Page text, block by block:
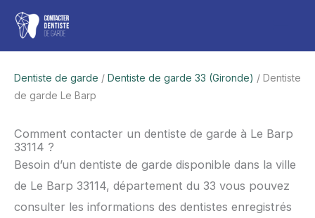
Aller
contenu
Dentiste de garde / Dentiste de garde 33 (Gironde) / Dentiste
de garde Le Barp
Comment contacter un dentiste de garde à Le Barp
33114 ?
Besoin d’un dentiste de garde disponible dans la ville
de Le Barp 33114, département du 33 vous pouvez
consulter les informations des dentistes enregistrés